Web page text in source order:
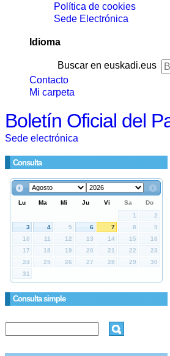
Política de cookies
Sede Electrónica
Idioma
Buscar en euskadi.eus
Contacto
Mi carpeta
Boletín Oficial del
Sede electrónica
Consulta
Consulta simple